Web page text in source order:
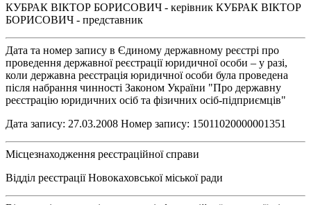
КУБРАК ВІКТОР БОРИСОВИЧ - керівник КУБРАК ВІКТОР
БОРИСОВИЧ - представник
Дата та номер запису в Єдиному державному реєстрі про
проведення державної реєстрації юридичної особи – у разі,
коли державна реєстрація юридичної особи була проведена
після набрання чинності Законом України "Про державну
реєстрацію юридичних осіб та фізичних осіб-підприємців"
Дата запису: 27.03.2008 Номер запису: 15011020000001351
Місцезнаходження реєстраційної справи
Відділ реєстрації Новокаховської міської ради